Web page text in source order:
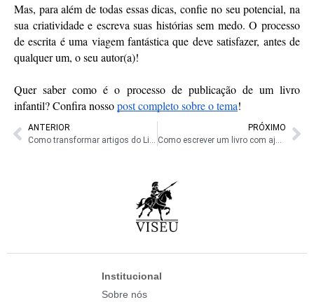
Mas, para além de todas essas dicas, confie no seu potencial, na
sua criatividade e escreva suas histórias sem medo. O processo
de escrita é uma viagem fantástica que deve satisfazer, antes de
qualquer um, o seu autor(a)!
Quer saber como é o processo de publicação de um livro
infantil? Confira nosso post completo sobre o tema!
ANTERIOR
Como transformar artigos do LinkedIn em livro? 7 dicas da Editora Viseu
PRÓXIMO
Como escrever um livro com ajuda da Inteligência Artificial?
Institucional
Sobre nós